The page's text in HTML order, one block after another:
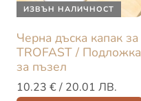
ИЗВЪН НАЛИЧНОСТ
Черна дъска капак за
TROFAST / Подложка
за пъзел
10.23 €/ 20.01 ЛВ.